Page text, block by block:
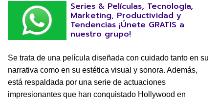
Series & Películas, Tecnología,
Marketing, Productividad y
Tendencias ¡Únete GRATIS a
nuestro grupo!
Se trata de una película diseñada con cuidado tanto en su
narrativa como en su estética visual y sonora. Además,
está respaldada por una serie de actuaciones
impresionantes que han conquistado Hollywood en